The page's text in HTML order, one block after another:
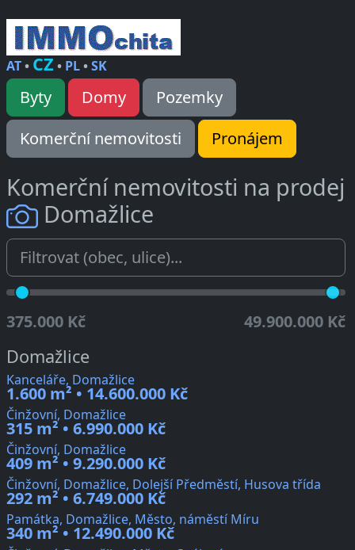
AT• CZ • PL•SK
Byty Domy
Pozemky
Komerční nemovitosti
Pronájem
Komerční nemovitosti na prodej
Domažlice
375.000 Kč 49.900.000 Kč
Domažlice
Kanceláře, Domažlice
1.600 m² • 14.600.000 Kč
Činžovní, Domažlice
315 m² • 6.990.000 Kč
Činžovní, Domažlice
409 m² • 9.290.000 Kč
Činžovní, Domažlice, Dolejší Předměstí, Husova třída
292 m² • 6.749.000 Kč
Památka, Domažlice, Město, náměstí Míru
340 m² • 12.490.000 Kč